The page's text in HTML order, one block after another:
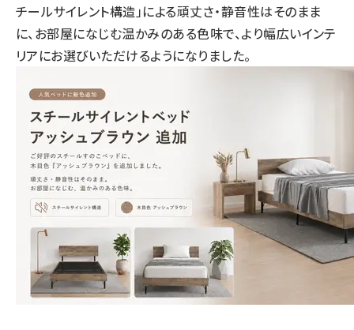
チールサイレント構造」による頑丈さ・静音性はそのまま
に、お部屋になじむ温かみのある色味で、より幅広いインテ
リアにお選びいただけるようになりました。